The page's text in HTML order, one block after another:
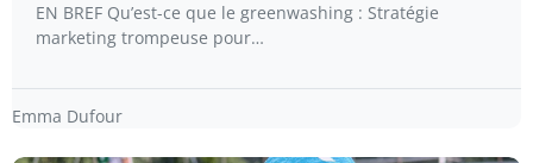
EN BREF Qu’est-ce que le greenwashing : Stratégie
marketing trompeuse pour…
Emma Dufour